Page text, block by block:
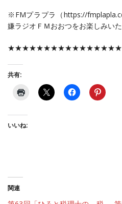
※FMプラプラ（https://
嫌ラジオＦＭおおつをお楽しみい
共有:
いいね:
関連